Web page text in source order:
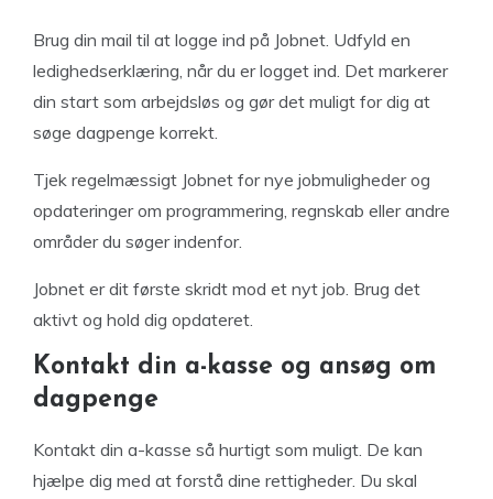
Brug din mail til at logge ind på Jobnet. Udfyld en
ledighedserklæring, når du er logget ind. Det markerer
din start som arbejdsløs og gør det muligt for dig at
søge dagpenge korrekt.
Tjek regelmæssigt Jobnet for nye jobmuligheder og
opdateringer om programmering, regnskab eller andre
områder du søger indenfor.
Jobnet er dit første skridt mod et nyt job. Brug det
aktivt og hold dig opdateret.
Kontakt din a-kasse og ansøg om
dagpenge
Kontakt din a-kasse så hurtigt som muligt. De kan
hjælpe dig med at forstå dine rettigheder. Du skal